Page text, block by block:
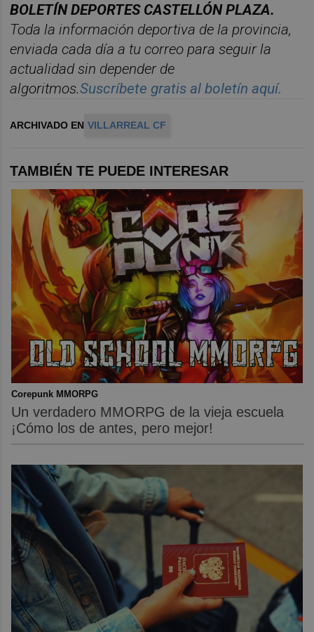
BOLETÍN DEPORTES CASTELLÓN PLAZA.
Toda la información deportiva de la provincia,
enviada cada día a tu correo para seguir la
actualidad sin depender de
algoritmos.Suscríbete gratis al boletín aquí.
ARCHIVADO EN VILLARREAL CF
TAMBIÉN TE PUEDE INTERESAR
Corepunk MMORPG
Un verdadero MMORPG de la vieja escuela
¡Cómo los de antes, pero mejor!